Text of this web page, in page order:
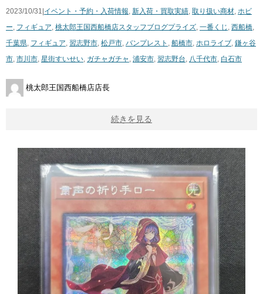
2023/10/31|イベント・予約・入荷情報 新入荷・買取実績 取り扱い商材 ホビ
ー フィギュア 桃太郎王国西船橋店スタッフブログプライズ 一番くじ 西船橋
千葉県 フィギュア 習志野市 松戸市 バンプレスト 船橋市 ホロライブ 鎌ヶ谷
市 市川市 星街すいせい ガチャガチャ 浦安市 習志野台 八千代市 白石市
桃太郎王国西船橋店店長
続きを見る